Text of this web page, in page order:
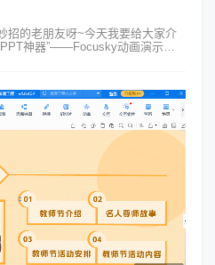
招的老朋友呀~今天我要给大家介
神器”——Focusky动画演示大